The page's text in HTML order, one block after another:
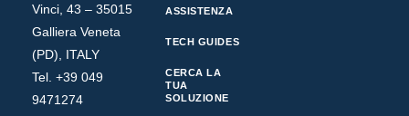
Vinci, 43 – 35015
Galliera Veneta
(PD), ITALY
Tel. +39 049
9471274
ASSISTENZA
TECH GUIDES
CERCA LA
TUA
SOLUZIONE